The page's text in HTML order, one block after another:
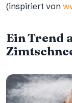
(inspiriert von
Ein Trend